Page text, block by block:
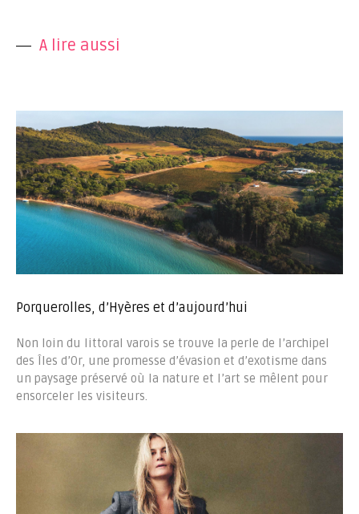
A lire aussi
Porquerolles, d’Hyères et d’aujourd’hui
Non loin du littoral varois se trouve la perle de l’archipel
des Îles d’Or, une promesse d’évasion et d’exotisme dans
un paysage préservé où la nature et l’art se mêlent pour
ensorceler les visiteurs.